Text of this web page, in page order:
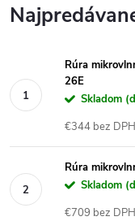
Rúra
26E
Skladom
€344 bez DPH
Rúra
Skladom
€709 bez DPH